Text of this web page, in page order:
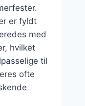
er fyldt
med
hvilket
til
ofte